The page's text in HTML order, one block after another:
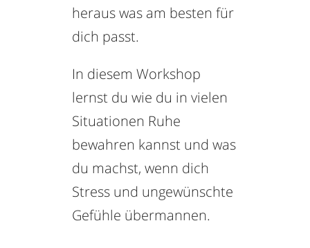
heraus was am besten für
dich passt.
In diesem Workshop
lernst du wie du in vielen
Situationen Ruhe
bewahren kannst und was
du machst, wenn dich
Stress und ungewünschte
Gefühle übermannen.